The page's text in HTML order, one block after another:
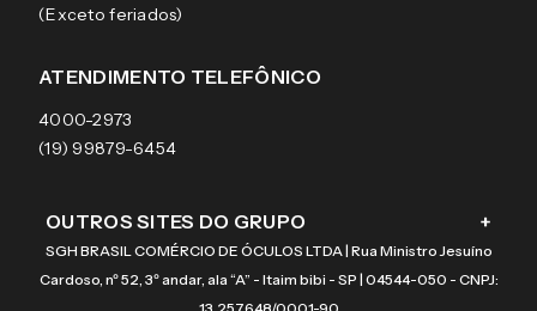
Termos e condições de uso
Garantias
Arnette
Burberry
Lentes de contato
(Exceto feriados)
ATENDIMENTO TELEFÔNICO
4000-2973
(19) 99879-6454
OUTROS SITES DO GRUPO +
SGH BRASIL COMÉRCIO DE ÓCULOS LTDA | Rua Ministro Jesuíno
Cardoso, nº 52, 3º andar, ala “A” - Itaim bibi - SP | 04544-050 - CNPJ: